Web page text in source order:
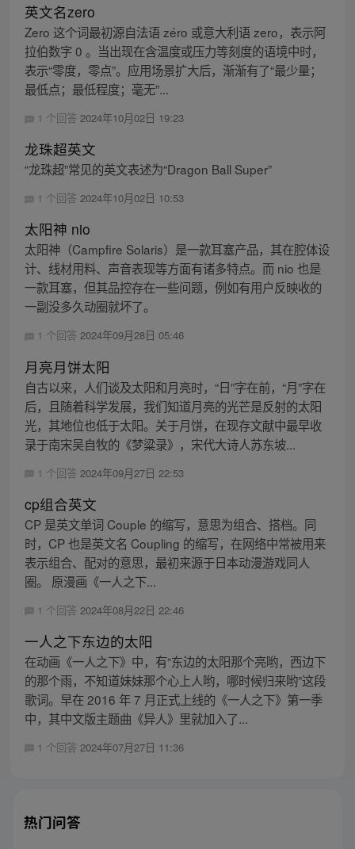
英文名zero
Zero 这个词最初源自法语 zéro 或意大利语 zero，表示阿
拉伯数字 0 。当出现在含温度或压力等刻度的语境中时，
表示“零度，零点”。应用场景扩大后，渐渐有了“最少量；
最低点；最低程度；毫无”...
1 个回答 2024年10月02日 19:23
龙珠超英文
“龙珠超”常见的英文表述为“Dragon Ball Super”
1 个回答 2024年10月02日 10:53
太阳神 nio
太阳神（Campfire Solaris）是一款耳塞产品，其在腔体设
计、线材用料、声音表现等方面有诸多特点。而 nio 也是
一款耳塞，但其品控存在一些问题，例如有用户反映收的
一副没多久动圈就坏了。
1 个回答 2024年09月28日 05:46
月亮月饼太阳
自古以来，人们谈及太阳和月亮时，“日”字在前，“月”字在
后，且随着科学发展，我们知道月亮的光芒是反射的太阳
光，其地位也低于太阳。关于月饼，在现存文献中最早收
录于南宋吴自牧的《梦粱录》，宋代大诗人苏东坡...
1 个回答 2024年09月27日 22:53
cp组合英文
CP 是英文单词 Couple 的缩写，意思为组合、搭档。同
时，CP 也是英文名 Coupling 的缩写，在网络中常被用来
表示组合、配对的意思，最初来源于日本动漫游戏同人
圈。 原漫画《一人之下...
1 个回答 2024年08月22日 22:46
一人之下东边的太阳
在动画《一人之下》中，有“东边的太阳那个亮哟，西边下
的那个雨，不知道妹妹那个心上人哟，哪时候归来哟”这段
歌词。早在 2016 年 7 月正式上线的《一人之下》第一季
中，其中文版主题曲《异人》里就加入了...
1 个回答 2024年07月27日 11:36
热门问答